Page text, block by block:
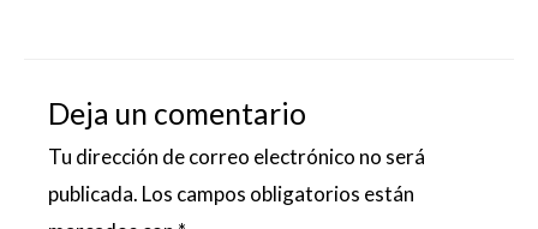
Deja un comentario
Tu dirección de correo electrónico no será
publicada. Los campos obligatorios están